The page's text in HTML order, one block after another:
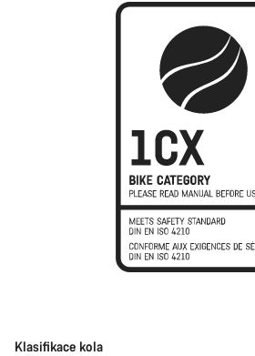
Klasifikace kola